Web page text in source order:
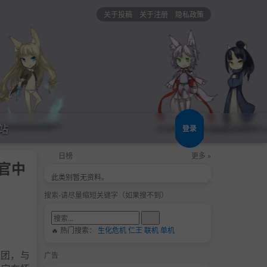
关于投稿 关于注册 隐私政策
登录
中
，与
日榜 更多 »
此类别暂无资料。
搜索-请尽量缩短关键字（如果搜不到）
🔥 热门搜索： 生化危机仁王 联机单机
广告